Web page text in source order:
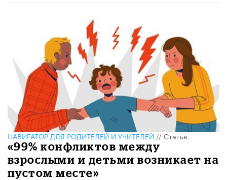
НАВИГАТОР ДЛЯ РОДИТЕЛЕЙ И УЧИТЕЛЕЙ//Статья
«99% конфликтов между
взрослыми и детьми возникает на
пустом месте»